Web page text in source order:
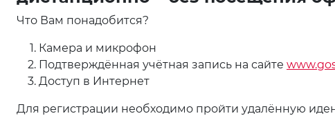
Что Вам понадобится?
Камера и микрофон
Подтверждённая учётная запись на сайте
Доступ в Интернет
Для регистрации необходимо пройти удалённую